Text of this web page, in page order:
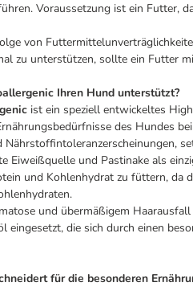
Voraussetzung ist ein Futter,
von
zu unterstützen, sollte ein Futter
Ihren Hund unterstützt?
ist ein speziell entwickeltes
des Hundes
Eiweißquelle und Pastinake als
und Kohlenhydrat zu füttern, da
und übermäßigem
eingesetzt, die sich durch einen
für die besonderen